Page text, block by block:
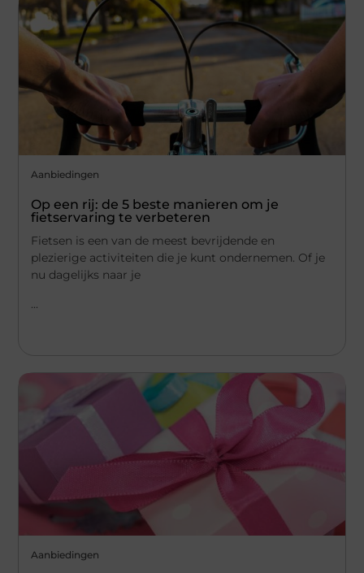
Aanbiedingen
Op een rij: de 5 beste manieren om je
fietservaring te verbeteren
Fietsen is een van de meest bevrijdende en
plezierige activiteiten die je kunt ondernemen. Of je
nu dagelijks naar je
...
Aanbiedingen